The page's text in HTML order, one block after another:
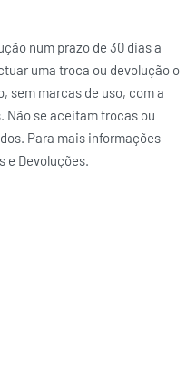
num prazo de 30 dias a
uma troca ou devolução o
sem marcas de uso, com a
Não se aceitam trocas ou
Para mais informações
e Devoluções.